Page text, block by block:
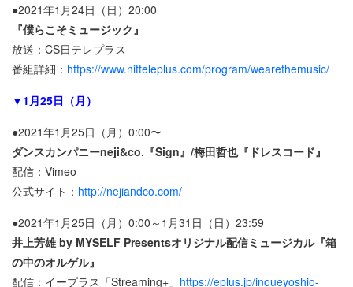
●2021年1月24日（日）20:00
『僕らこそミュージック』
放送：CS日テレプラス
番組詳細： https://www.nitteleplus.com/program/wearethemusic/
▼1月25日（月）
●2021年1月25日（月）0:00〜
ダンスカンパニーneji&co.『Sign』/梅田哲也『ドレスコード』
配信：Vimeo
公式サイト： http://nejiandco.com/
●2021年1月25日（月）0:00～1月31日（日）23:59
井上芳雄 by MYSELF Presentsオリジナル配信ミュージカル『箱
の中のオルゲル』
配信：イープラス「Streaming+」 https://eplus.jp/inoueyoshio-